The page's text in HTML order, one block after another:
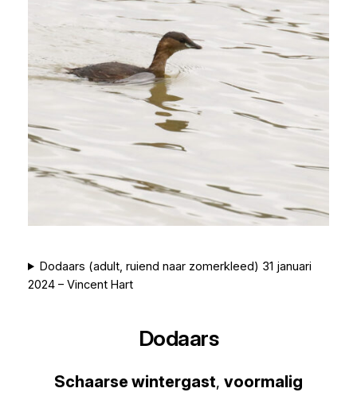
Dodaars (adult, ruiend naar zomerkleed) 31 januari
2024 – Vincent Hart
Dodaars
Schaarse wintergast, voormalig